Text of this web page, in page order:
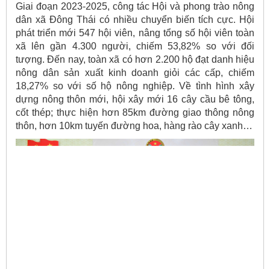
Giai đoạn 2023-2025, công tác Hội và phong trào nông
dân xã Đông Thái có nhiều chuyển biến tích cực. Hội
phát triển mới 547 hội viên, nâng tổng số hội viên toàn
xã lên gần 4.300 người, chiếm 53,82% so với đối
tượng. Đến nay, toàn xã có hơn 2.200 hộ đạt danh hiệu
nông dân sản xuất kinh doanh giỏi các cấp, chiếm
18,27% so với số hộ nông nghiệp. Về tình hình xây
dựng nông thôn mới, hội xây mới 16 cây cầu bê tông,
cốt thép; thực hiện hơn 85km đường giao thông nông
thôn, hơn 10km tuyến đường hoa, hàng rào cây xanh…